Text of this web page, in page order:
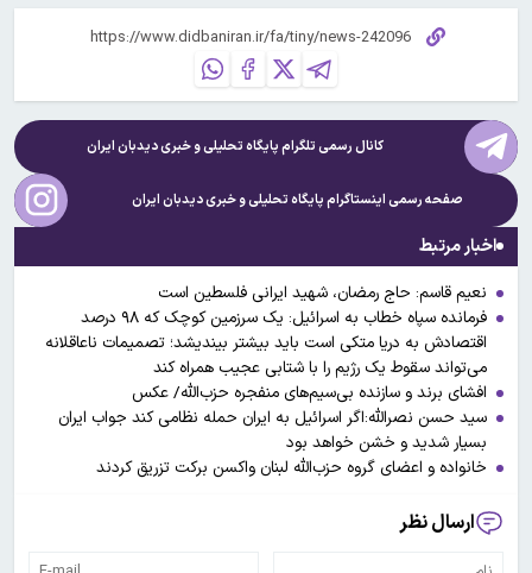
کانال رسمی تلگرام پایگاه تحلیلی و خبریدیدبان ایران
صفحه رسمی اینستاگرام پایگاه تحلیلی و خبریدیدبان ایران
اخبار مرتبط
نعیم قاسم: حاج رمضان، شهید ایرانی فلسطین است
فرمانده سپاه خطاب به اسرائیل: یک سرزمین کوچک که ۹۸ درصد
اقتصادش به دریا متکی است باید بیشتر بیندیشد؛ تصمیمات ناعاقلانه
می‌تواند سقوط یک رژیم را با شتابی عجیب همراه کند
افشای برند و سازنده بی‌سیم‌های منفجره حزب‌الله/ عکس
سید حسن نصرالله:اگر اسرائیل به ایران حمله نظامی کند جواب ایران
بسیار شدید و خشن خواهد بود
خانواده و اعضای گروه حزب‌الله لبنان واکسن برکت تزریق کردند
ارسال نظر